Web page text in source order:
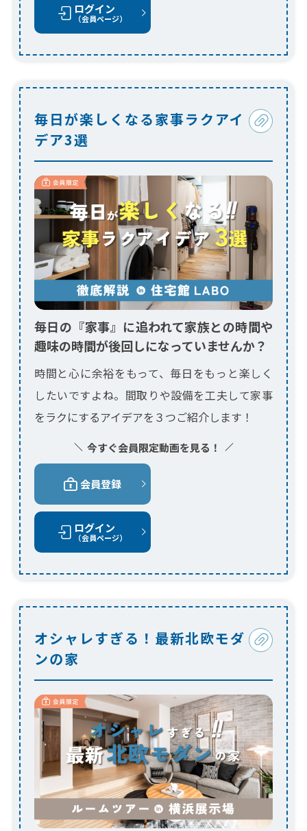
ログイン
（会員ページ）
毎日が楽しくなる家事ラクアイ
デア3選
毎日の『家事』に追われて家族との時間や
趣味の時間が後回しになっていませんか？
時間と心に余裕をもって、毎日をもっと楽しく
したいですよね。間取りや設備を工夫して家事
をラクにするアイデアを３つご紹介します！
今すぐ会員限定動画を見る！
会員登録
ログイン
（会員ページ）
オシャレすぎる！最新北欧モダ
ンの家